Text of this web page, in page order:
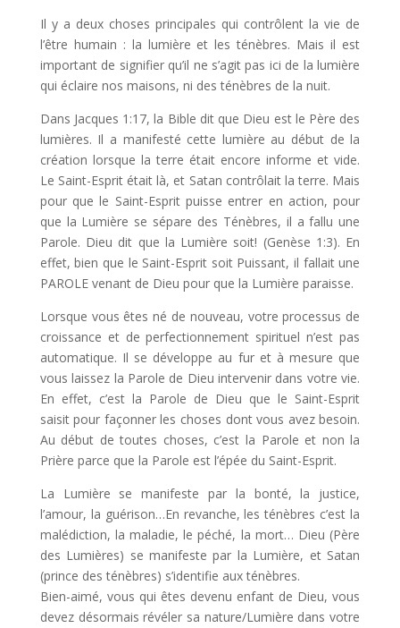
Il y a deux choses principales qui contrôlent la vie de
l’être humain : la lumière et les ténèbres. Mais il est
important de signifier qu’il ne s’agit pas ici de la lumière
qui éclaire nos maisons, ni des ténèbres de la nuit.
Dans Jacques 1:17, la Bible dit que Dieu est le Père des
lumières. Il a manifesté cette lumière au début de la
création lorsque la terre était encore informe et vide.
Le Saint-Esprit était là, et Satan contrôlait la terre. Mais
pour que le Saint-Esprit puisse entrer en action, pour
que la Lumière se sépare des Ténèbres, il a fallu une
Parole. Dieu dit que la Lumière soit! (Genèse 1:3). En
effet, bien que le Saint-Esprit soit Puissant, il fallait une
PAROLE venant de Dieu pour que la Lumière paraisse.
Lorsque vous êtes né de nouveau, votre processus de
croissance et de perfectionnement spirituel n’est pas
automatique. Il se développe au fur et à mesure que
vous laissez la Parole de Dieu intervenir dans votre vie.
En effet, c’est la Parole de Dieu que le Saint-Esprit
saisit pour façonner les choses dont vous avez besoin.
Au début de toutes choses, c’est la Parole et non la
Prière parce que la Parole est l’épée du Saint-Esprit.
La Lumière se manifeste par la bonté, la justice,
l’amour, la guérison…En revanche, les ténèbres c’est la
malédiction, la maladie, le péché, la mort… Dieu (Père
des Lumières) se manifeste par la Lumière, et Satan
(prince des ténèbres) s’identifie aux ténèbres.
Bien-aimé, vous qui êtes devenu enfant de Dieu, vous
devez désormais révéler sa nature/Lumière dans votre